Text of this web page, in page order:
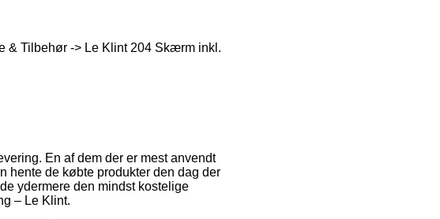
& Tilbehør -> Le Klint 204 Skærm inkl.
En af dem der er mest anvendt
hente de købte produkter den dag der
ydermere den mindst kostelige
– Le Klint.